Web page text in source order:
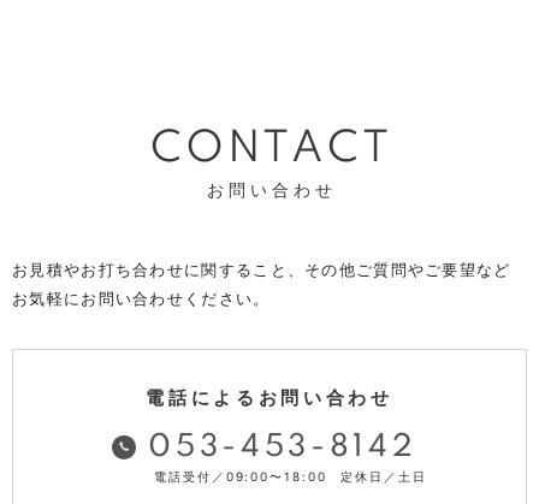
CONTACT
お問い合わせ
お見積やお打ち合わせに関すること、その他ご質問やご要望など
お気軽にお問い合わせください。
電話によるお問い合わせ
053-453-8142
電話受付／09:00〜18:00 定休日／土日